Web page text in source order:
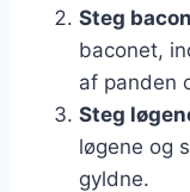
Steg
baconet,
af panden
Steg
løgene og
gyldne.